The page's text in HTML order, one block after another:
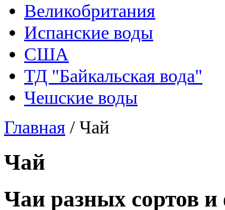
Великобритания
Испанские воды
США
ТД "Байкальская вода"
Чешские воды
Главная /Чай
Чай
Чаи разных сортов и